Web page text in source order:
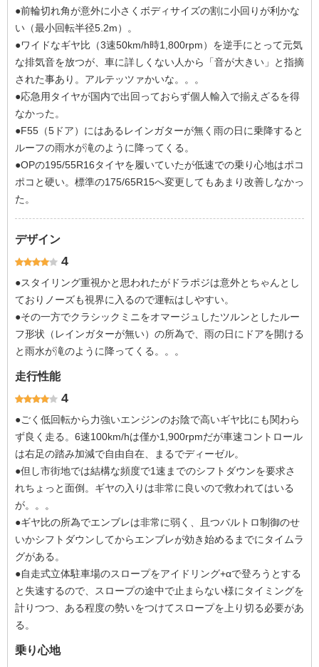
●前輪切れ角が意外に小さくボディサイズの割に小回りが利かな
い（最小回転半径5.2m）。
●ワイドなギヤ比（3速50km/h時1,800rpm）を逆手にとって元気
な排気音を放つが、車に詳しくない人から「音が大きい」と指摘
された事あり。アルテッツァかいな。。。
●応急用タイヤが国内で出回っておらず個人輸入で揃えざるを得
なかった。
●F55（5ドア）にはあるレインガターが無く雨の日に乗降すると
ルーフの雨水が滝のように降ってくる。
●OPの195/55R16タイヤを履いていたが低速での乗り心地はポコ
ポコと硬い。標準の175/65R15へ変更してもあまり改善しなかっ
た。
デザイン
4
●スタイリング重視かと思われたがドラポジは意外とちゃんとし
ておりノーズも視界に入るので運転はしやすい。
●その一方でクラシックミニをオマージュしたツルンとしたルー
フ形状（レインガターが無い）の所為で、雨の日にドアを開ける
と雨水が滝のように降ってくる。。。
走行性能
4
●ごく低回転から力強いエンジンのお陰で高いギヤ比にも関わら
ず良く走る。6速100km/hは僅か1,900rpmだが車速コントロール
は右足の踏み加減で自由自在、まるでディーゼル。
●但し市街地では結構な頻度で1速までのシフトダウンを要求さ
れちょっと面倒。ギヤの入りは非常に良いので救われてはいる
が。。。
●ギヤ比の所為でエンブレは非常に弱く、且つバルトロ制御のせ
いかシフトダウンしてからエンブレが効き始めるまでにタイムラ
グがある。
●自走式立体駐車場のスロープをアイドリング+αで登ろうとする
と失速するので、スロープの途中で止まらない様にタイミングを
計りつつ、ある程度の勢いをつけてスロープを上り切る必要があ
る。
乗り心地